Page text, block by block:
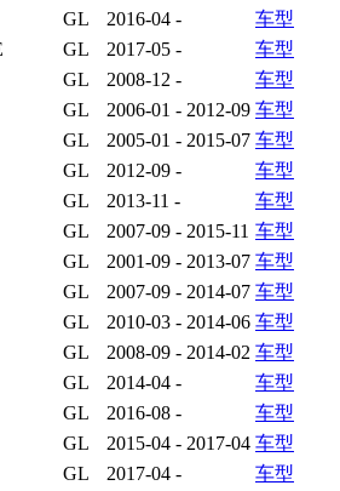
GL 2016-04 -
车型
GL 2017-05 -
车型
GL 2008-12 -
车型
GL 2006-01 - 2012-09 车型
GL 2005-01 - 2015-07 车型
GL 2012-09 -
车型
GL 2013-11 -
车型
GL 2007-09 - 2015-11 车型
GL 2001-09 - 2013-07 车型
GL 2007-09 - 2014-07 车型
GL 2010-03 - 2014-06 车型
GL 2008-09 - 2014-02 车型
GL 2014-04 -
车型
GL 2016-08 -
车型
GL 2015-04 - 2017-04 车型
GL 2017-04 -
车型